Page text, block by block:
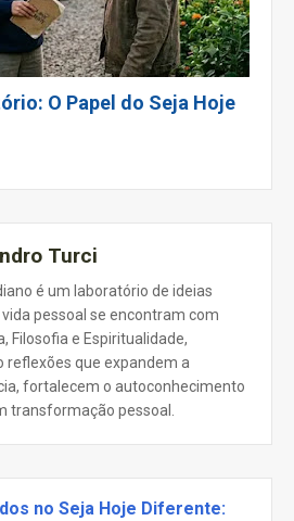
O Papel do Seja Hoje
Turci
é um laboratório de ideias
vida pessoal se encontram com
Filosofia e Espiritualidade,
reflexões que expandem a
fortalecem o autoconhecimento
transformação pessoal.
no Seja Hoje Diferente: